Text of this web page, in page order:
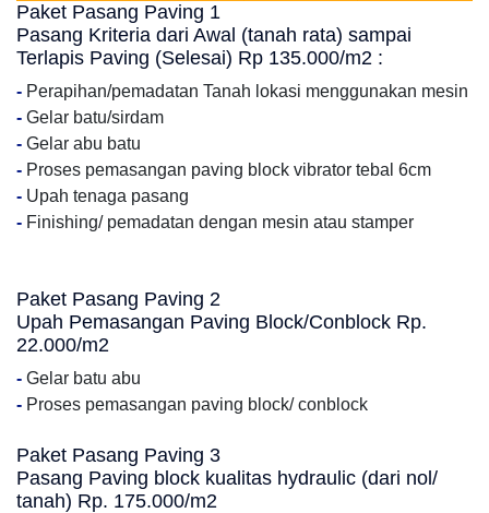
Paket Pasang Paving 1
Pasang Kriteria dari Awal (tanah rata) sampai
Terlapis Paving (Selesai) Rp 135.000/m2 :
- Perapihan/pemadatan Tanah lokasi menggunakan mesin
- Gelar batu/sirdam
- Gelar abu batu
- Proses pemasangan paving block vibrator tebal 6cm
- Upah tenaga pasang
- Finishing/ pemadatan dengan mesin atau stamper
Paket Pasang Paving 2
Upah Pemasangan Paving Block/Conblock Rp.
22.000/m2
- Gelar batu abu
- Proses pemasangan paving block/ conblock
Paket Pasang Paving 3
Pasang Paving block kualitas hydraulic (dari nol/
tanah) Rp. 175.000/m2